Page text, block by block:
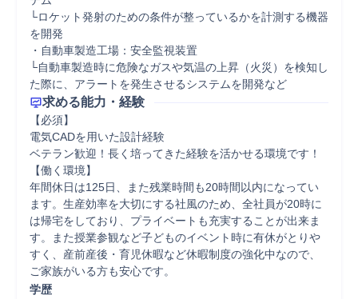
└ロケット発射のための条件が整っているかを計測する機器
を開発
・自動車製造工場：安全監視装置
└自動車製造時に危険なガスや気温の上昇（火災）を検知し
た際に、アラートを発生させるシステムを開発など
求める能力・経験
【必須】
電気CADを用いた設計経験
ベテラン歓迎！長く培ってきた経験を活かせる環境です！
【働く環境】
年間休日は125日、また残業時間も20時間以内になってい
ます。生産効率を大切にする社風のため、全社員が20時に
は帰宅をしており、プライベートも充実することが出来ま
す。また授業参観など子どものイベント時に有休がとりや
すく、産前産後・育児休暇など休暇制度の強化中なので、
ご家族がいる方も安心です。
学歴